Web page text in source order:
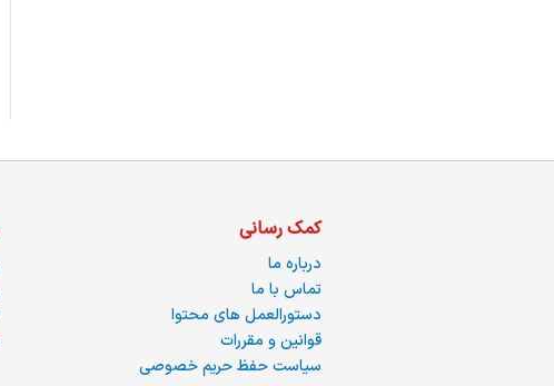
کمک رسانی
درباره ما
تماس با ما
دستورالعمل های محتوا
قوانین و مقررات
سیاست حفظ حریم خصوصی